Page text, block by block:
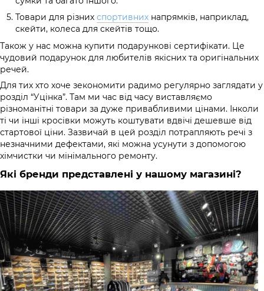
Товари для різних спортивних напрямків, наприклад,
скейти, колеса для скейтів тощо.
Також у нас можна купити подарункові сертифікати. Це
чудовий подарунок для любителів якісних та оригінальних
речей.
Для тих хто хоче зекономити радимо регулярно заглядати у
розділ “Уцінка”. Там ми час від часу виставляємо
різноманітні товари за дуже привабливими цінами. Інколи
ті чи інші кросівки можуть коштувати вдвічі дешевше від
стартової ціни. Зазвичай в цей розділ потрапляють речі з
незначними дефектами, які можна усунути з допомогою
хімчистки чи мінімального ремонту.
Які бренди представлені у нашому магазині?